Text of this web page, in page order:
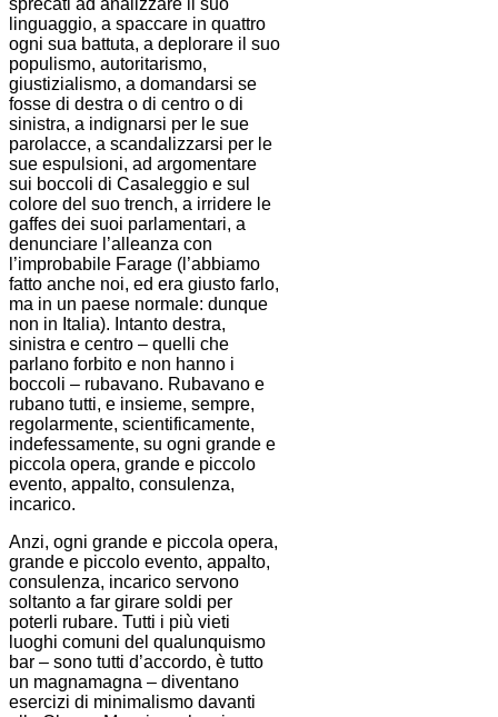
sprecati ad analizzare il suo
linguaggio, a spaccare in quattro
ogni sua battuta, a deplorare il suo
populismo, autoritarismo,
giustizialismo, a domandarsi se
fosse di destra o di centro o di
sinistra, a indignarsi per le sue
parolacce, a scandalizzarsi per le
sue espulsioni, ad argomentare
sui boccoli di Casaleggio e sul
colore del suo trench, a irridere le
gaffes dei suoi parlamentari, a
denunciare l’alleanza con
l’improbabile Farage (l’abbiamo
fatto anche noi, ed era giusto farlo,
ma in un paese normale: dunque
non in Italia). Intanto destra,
sinistra e centro – quelli che
parlano forbito e non hanno i
boccoli – rubavano. Rubavano e
rubano tutti, e insieme, sempre,
regolarmente, scientificamente,
indefessamente, su ogni grande e
piccola opera, grande e piccolo
evento, appalto, consulenza,
incarico.
Anzi, ogni grande e piccola opera,
grande e piccolo evento, appalto,
consulenza, incarico servono
soltanto a far girare soldi per
poterli rubare. Tutti i più vieti
luoghi comuni del qualunquismo
bar – sono tutti d’accordo, è tutto
un magnamagna – diventano
esercizi di minimalismo davanti